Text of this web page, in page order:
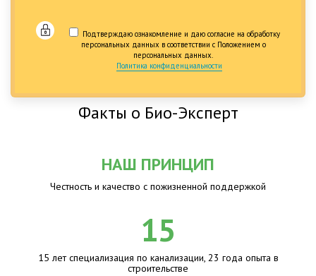
Подтверждаю ознакомление и даю согласие на обработку
персональных данных в соответствии с Положением о
персональных данных.
Политика конфиденциальности
Факты о Био-Эксперт
НАШ ПРИНЦИП
Честность и качество с пожизненной поддержкой
15
15 лет специализация по канализации, 23 года опыта в
строительстве